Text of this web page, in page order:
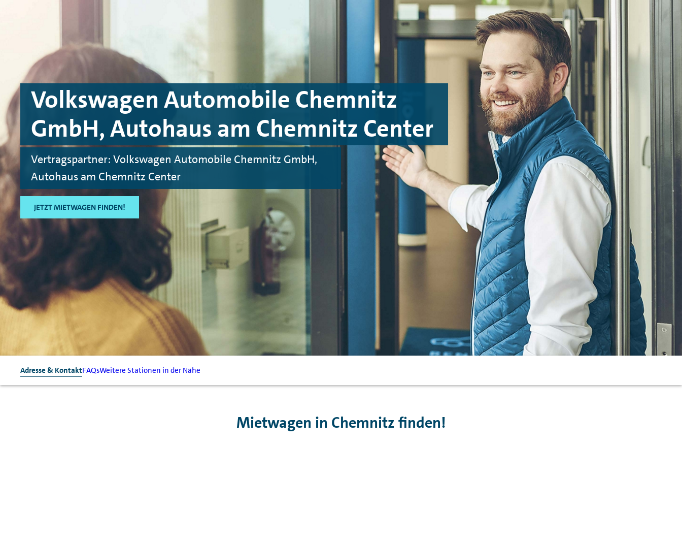
Volkswagen Automobile Chemnitz
GmbH, Autohaus am Chemnitz Center
Vertragspartner: Volkswagen Automobile Chemnitz GmbH,
Autohaus am Chemnitz Center
JETZT MIETWAGEN FINDEN!
Adresse & KontaktFAQsWeitere Stationen in der Nähe
Mietwagen in Chemnitz finden!